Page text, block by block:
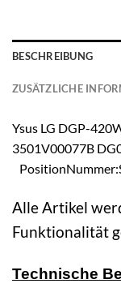
BESCHREIBUNG
ZUSÄTZLICHE
Ysus LG DGP-
3501V00077B
Alle Artikel
Funktionalität
Technische